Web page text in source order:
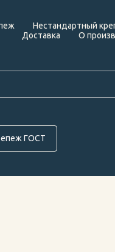
Нестандартный
Доставка
О
ГОСТ